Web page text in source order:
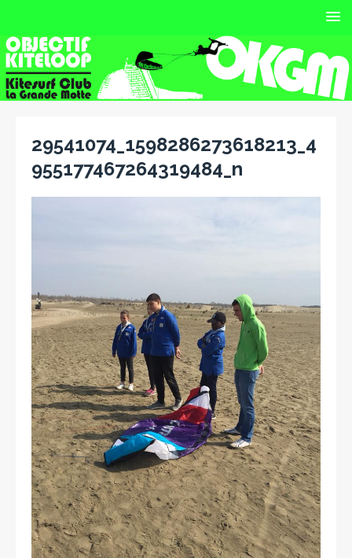
29541074_1598286273618213_4
955177467264319484_n